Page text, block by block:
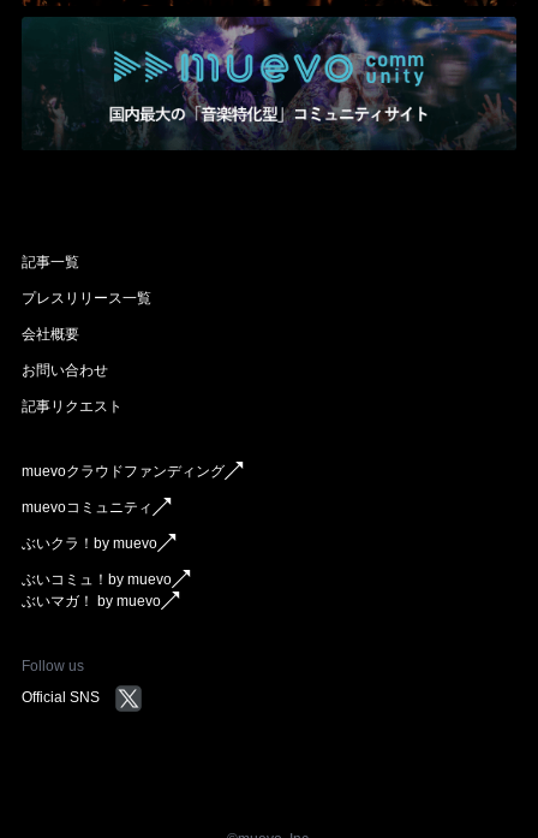
記事一覧
プレスリリース一覧
会社概要
お問い合わせ
記事リクエスト
muevoクラウドファンディング
muevoコミュニティ
ぶいクラ！by muevo
ぶいコミュ！by muevo
ぶいマガ！ by muevo
Follow us
Official SNS